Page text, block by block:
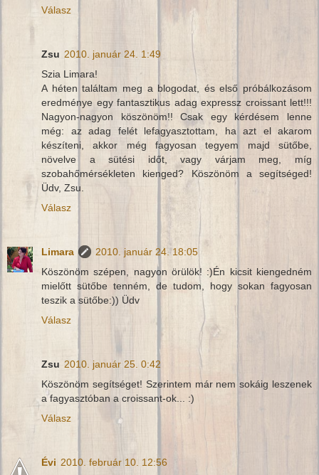
Válasz
Zsu 2010. január 24. 1:49
Szia Limara!
A héten találtam meg a blogodat, és első próbálkozásom
eredménye egy fantasztikus adag expressz croissant lett!!!
Nagyon-nagyon köszönöm!! Csak egy kérdésem lenne
még: az adag felét lefagyasztottam, ha azt el akarom
készíteni, akkor még fagyosan tegyem majd sütőbe,
növelve a sütési időt, vagy várjam meg, míg
szobahőmérsékleten kienged? Köszönöm a segítséged!
Üdv, Zsu.
Válasz
Limara
2010. január 24. 18:05
Köszönöm szépen, nagyon örülök! :)Én kicsit kiengedném
mielőtt sütőbe tenném, de tudom, hogy sokan fagyosan
teszik a sütőbe:)) Üdv
Válasz
Zsu 2010. január 25. 0:42
Köszönöm segítséget! Szerintem már nem sokáig leszenek
a fagyasztóban a croissant-ok... :)
Válasz
Évi 2010. február 10. 12:56